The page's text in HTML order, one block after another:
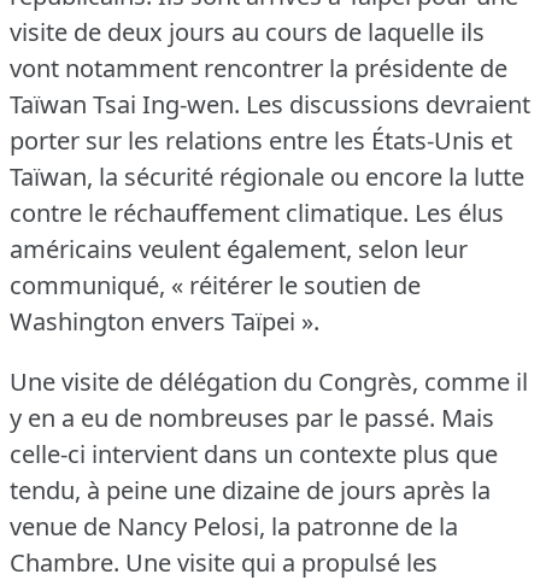
visite de deux jours au cours de laquelle ils
vont notamment rencontrer la présidente de
Taïwan Tsai Ing-wen. Les discussions devraient
porter sur les relations entre les États-Unis et
Taïwan, la sécurité régionale ou encore la lutte
contre le réchauffement climatique. Les élus
américains veulent également, selon leur
communiqué, « réitérer le soutien de
Washington envers Taïpei ».
Une visite de délégation du Congrès, comme il
y en a eu de nombreuses par le passé. Mais
celle-ci intervient dans un contexte plus que
tendu, à peine une dizaine de jours après la
venue de Nancy Pelosi, la patronne de la
Chambre. Une visite qui a propulsé les